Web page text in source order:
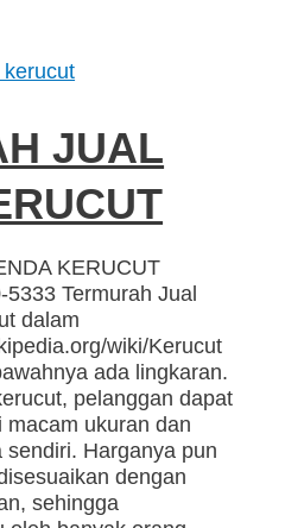
JUAL
KERUCUT
Termurah Jual
dalam
wiki/Kerucut
ada lingkaran.
pelanggan dapat
ukuran dan
Harganya pun
dengan
sehingga